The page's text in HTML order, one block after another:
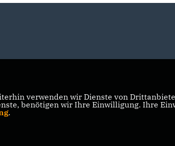
verwenden wir Dienste von
benötigen wir Ihre Einwilligung. Ihre
.